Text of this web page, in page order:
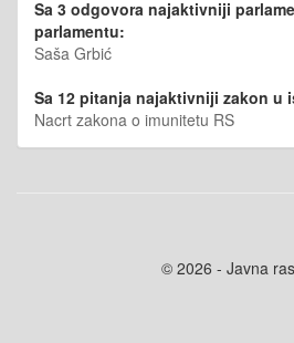
Sa 3 odgovora najaktivniji
parlamentu:
Saša Grbić
Sa 12 pitanja najaktivniji zakon u
Nacrt zakona o imunitetu RS
© 2026 - Javna